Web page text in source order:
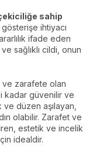
sahip
ihtiyacı
ifade eden
ve sağlıklı cildi, onun
ve zarafete olan
kadar güvenilir ve
ve düzen aşılayan,
olabilir. Zarafet ve
estetik ve incelik
idealdir.